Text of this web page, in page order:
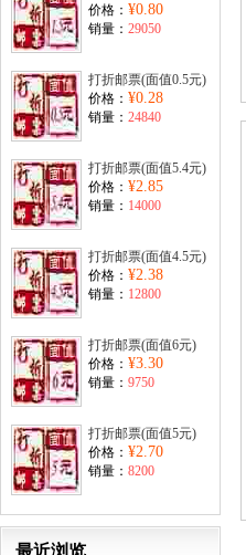
价格： ¥0.80
销量： 29050
打折邮票(面值0.5元)
价格： ¥0.28
销量： 24840
打折邮票(面值5.4元)
价格： ¥2.85
销量： 14000
打折邮票(面值4.5元)
价格： ¥2.38
销量： 12800
打折邮票(面值6元)
价格： ¥3.30
销量： 9750
打折邮票(面值5元)
价格： ¥2.70
销量： 8200
最近浏览